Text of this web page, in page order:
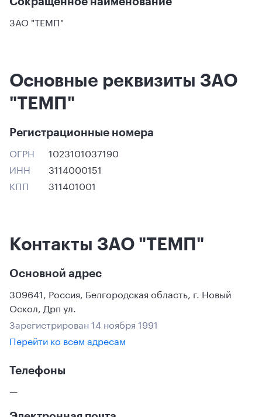
ЗАО "ТЕМП"
Основные реквизиты ЗАО
"ТЕМП"
Регистрационные номера
ОГРН
1023101037190
ИНН
3114000151
КПП
311401001
Контакты ЗАО "ТЕМП"
Основной адрес
309641, Россия, Белгородская область, г. Новый
Оскол, Дрп ул.
Зарегистрирован 14 ноября 1991
Перейти ко всем адресам
Телефоны
—